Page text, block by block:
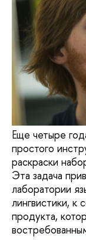
Еще четыре
простого
раскраски
Эта задача
лаборатории
лингвистики, к
продукта,